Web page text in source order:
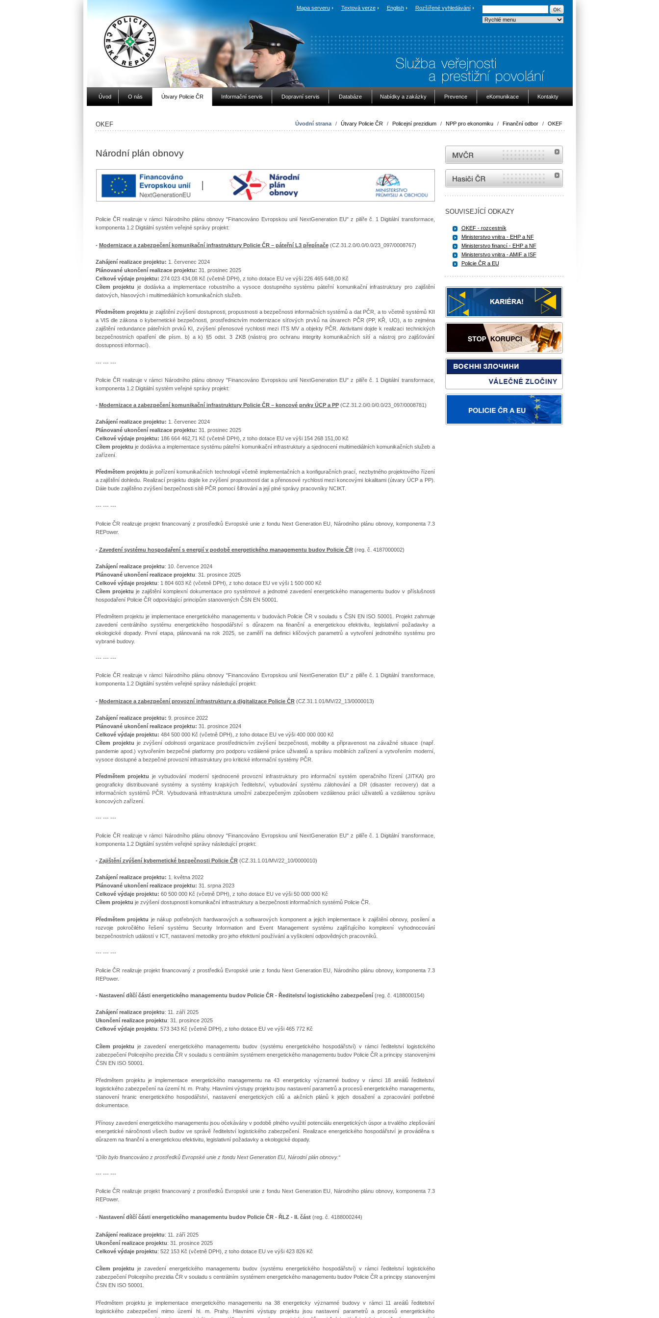
Mapa serveru Textová verze English Rozšířené vyhledávání
Úvod O nás Útvary Policie ČR Informační servis Dopravní servis Databáze Nabídky a zakázky Prevence eKomunikace Kontakty
Úvodní strana / Útvary Policie ČR / Policejní prezidium / NPP pro ekonomiku / Finanční odbor / OKEF
OKEF
Národní plán obnovy
Policie ČR realizuje v rámci Národního plánu obnovy "Financováno Evropskou unií NextGeneration EU" z pilíře č. 1 Digitální transformace,
komponenta 1.2 Digitální systém veřejné správy projekt:
- Modernizace a zabezpečení komunikační infrastruktury Policie ČR – páteřní L3 přepínače (CZ.31.2.0/0.0/0.0/23_097/0008767)
Zahájení realizace projektu: 1. červenec 2024
Plánované ukončení realizace projektu: 31. prosinec 2025
Celkové výdaje projektu: 274 023 434,08 Kč (včetně DPH), z toho dotace EU ve výši 226 465 648,00 Kč
Cílem projektu je dodávka a implementace robustního a vysoce dostupného systému páteřní komunikační infrastruktury pro zajištění
datových, hlasových i multimediálních komunikačních služeb.
Předmětem projektuje zajištění zvýšení dostupnosti, propustnosti a bezpečnosti informačních systémů a dat PČR, a to včetně systémů KII
a VIS dle zákona o kybernetické bezpečnosti, prostřednictvím modernizace síťových prvků na útvarech PČR (PP, KŘ, UO), a to zejména
zajištění redundance páteřních prvků KI, zvýšení přenosové rychlosti mezi ITS MV a objekty PČR. Aktivitami dojde k realizaci technických
bezpečnostních opatření dle písm. b) a k) §5 odst. 3 ZKB (nástroj pro ochranu integrity komunikačních sítí a nástroj pro zajišťování
dostupnosti informací).
--- --- ---
Policie ČR realizuje v rámci Národního plánu obnovy "Financováno Evropskou unií NextGeneration EU" z pilíře č. 1 Digitální transformace,
komponenta 1.2 Digitální systém veřejné správy projekt:
- Modernizace a zabezpečení komunikační infrastruktury Policie ČR – koncové prvky ÚCP a PP (CZ.31.2.0/0.0/0.0/23_097/0008781)
Zahájení realizace projektu: 1. červenec 2024
Plánované ukončení realizace projektu: 31. prosinec 2025
Celkové výdaje projektu: 186 664 462,71 Kč (včetně DPH), z toho dotace EU ve výši 154 268 151,00 Kč
Cílem projektu je dodávka a implementace systému páteřní komunikační infrastruktury a sjednocení multimediálních komunikačních služeb a
zařízení.
Předmětem projektuje pořízení komunikačních technologií včetně implementačních a konfiguračních prací, nezbytného projektového řízení
a zajištění dohledu. Realizací projektu dojde ke zvýšení propustnosti dat a přenosové rychlosti mezi koncovými lokalitami (útvary ÚCP a PP).
Dále bude zajištěno zvýšení bezpečnosti sítě PČR pomocí šifrování a její plné správy pracovníky NCIKT.
--- --- ---
Policie ČR realizuje projekt financovaný z prostředků Evropské unie z fondu Next Generation EU, Národního plánu obnovy, komponenta 7.3
REPower.
- Zavedení systému hospodaření s energií v podobě energetického managementu budov Policie ČR(reg. č. 4187000002)
Zahájení realizace projektu: 10. července 2024
Plánované ukončení realizace projektu: 31. prosince 2025
Celkové výdaje projektu: 1 804 603 Kč (včetně DPH), z toho dotace EU ve výši 1 500 000 Kč
Cílem projektu je zajištění komplexní dokumentace pro systémové a jednotné zavedení energetického managementu budov v příslušnosti
hospodaření Policie ČR odpovídající principům stanovených ČSN EN 50001.
Předmětem projektu je implementace energetického managementu v budovách Policie ČR v souladu s ČSN EN ISO 50001. Projekt zahrnuje
zavedení centrálního systému energetického hospodářství s důrazem na finanční a energetickou efektivitu, legislativní požadavky a
ekologické dopady. První etapa, plánovaná na rok 2025, se zaměří na definici klíčových parametrů a vytvoření jednotného systému pro
vybrané budovy.
--- --- ---
Policie ČR realizuje v rámci Národního plánu obnovy "Financováno Evropskou unií NextGeneration EU" z pilíře č. 1 Digitální transformace,
komponenta 1.2 Digitální systém veřejné správy následující projekt:
- Modernizace a zabezpečení provozní infrastruktury a digitalizace Policie ČR(CZ.31.1.01/MV/22_13/0000013)
Zahájení realizace projektu: 9. prosince 2022
Plánované ukončení realizace projektu: 31. prosince 2024
Celkové výdaje projektu: 484 500 000 Kč (včetně DPH), z toho dotace EU ve výši 400 000 000 Kč
Cílem projektu je zvýšení odolnosti organizace prostřednictvím zvýšení bezpečnosti, mobility a připravenost na závažné situace (např.
pandemie apod.) vytvořením bezpečné platformy pro podporu vzdálené práce uživatelů a správu mobilních zařízení a vytvořením moderní,
vysoce dostupné a bezpečné provozní infrastruktury pro kritické informační systémy PČR.
Předmětem projektu jevybudování moderní sjednocené provozní infrastruktury pro informační systém operačního řízení (JITKA) pro
geograficky distribuované systémy a systémy krajských ředitelství, vybudování systému zálohování a DR (disaster recovery) dat a
informačních systémů PČR. Vybudovaná infrastruktura umožní zabezpečeným způsobem vzdálenou práci uživatelů a vzdálenou správu
koncových zařízení.
--- --- ---
Policie ČR realizuje v rámci Národního plánu obnovy "Financováno Evropskou unií NextGeneration EU" z pilíře č. 1 Digitální transformace,
komponenta 1.2 Digitální systém veřejné správy následující projekt:
- Zajištění zvýšení kybernetické bezpečnosti Policie ČR(CZ.31.1.01/MV/22_10/0000010)
Zahájení realizace projektu: 1. května 2022
Plánované ukončení realizace projektu: 31. srpna 2023
Celkové výdaje projektu: 60 500 000 Kč (včetně DPH), z toho dotace EU ve výši 50 000 000 Kč
Cílem projektu je zvýšení dostupnosti komunikační infrastruktury a bezpečnosti informačních systémů Policie ČR.
Předmětem projektu je nákup potřebných hardwarových a softwarových komponent a jejich implementace k zajištění obnovy, posílení a
rozvoje pokročilého řešení systému Security Information and Event Management systému zajišťujícího komplexní vyhodnocování
bezpečnostních událostí v ICT, nastavení metodiky pro jeho efektivní používání a vyškolení odpovědných pracovníků.
--- --- ---
Policie ČR realizuje projekt financovaný z prostředků Evropské unie z fondu Next Generation EU, Národního plánu obnovy, komponenta 7.3
REPower.
- Nastavení dílčí části energetického managementu budov Policie ČR - Ředitelství logistického zabezpečení(reg. č. 4188000154)
Zahájení realizace projektu: 11. září 2025
Ukončení realizace projektu: 31. prosince 2025
Celkové výdaje projektu: 573 343 Kč (včetně DPH), z toho dotace EU ve výši 465 772 Kč
Cílem projektu je zavedení energetického managementu budov (systému energetického hospodářství) v rámci ředitelství logistického
zabezpečení Policejního prezidia ČR v souladu s centrálním systémem energetického managementu budov Policie ČR a principy stanovenými
ČSN EN ISO 50001.
Předmětem projektu je implementace energetického managementu na 43 energeticky významné budovy v rámci 18 areálů ředitelství
logistického zabezpečení na území hl. m. Prahy. Hlavními výstupy projektu jsou nastavení parametrů a procesů energetického managementu,
stanovení hranic energetického hospodářství, nastavení energetických cílů a akčních plánů k jejich dosažení a zpracování potřebné
dokumentace.
Přínosy zavedení energetického managementu jsou očekávány v podobě plného využití potenciálu energetických úspor a trvalého zlepšování
energetické náročnosti všech budov ve správě ředitelství logistického zabezpečení. Realizace energetického hospodářství je prováděna s
důrazem na finanční a energetickou efektivitu, legislativní požadavky a ekologické dopady.
“Dílo bylo financováno z prostředků Evropské unie z fondu Next Generation EU, Národní plán obnovy.“
--- --- ---
Policie ČR realizuje projekt financovaný z prostředků Evropské unie z fondu Next Generation EU, Národního plánu obnovy, komponenta 7.3
REPower.
- Nastavení dílčí části energetického managementu budov Policie ČR - ŘLZ - II. část (reg. č. 4188000244)
Zahájení realizace projektu: 11. září 2025
Ukončení realizace projektu: 31. prosince 2025
Celkové výdaje projektu: 522 153 Kč (včetně DPH), z toho dotace EU ve výši 423 826 Kč
Cílem projektu je zavedení energetického managementu budov (systému energetického hospodářství) v rámci ředitelství logistického
zabezpečení Policejního prezidia ČR v souladu s centrálním systémem energetického managementu budov Policie ČR a principy stanovenými
ČSN EN ISO 50001.
Předmětem projektu je implementace energetického managementu na 38 energeticky významné budovy v rámci 11 areálů ředitelství
logistického zabezpečení mimo území hl. m. Prahy. Hlavními výstupy projektu jsou nastavení parametrů a procesů energetického
MVČR
internetové stránky Hasiči ČR
SOUVISEJÍCÍ ODKAZY
OKEF - rozcestník
Ministerstvo vnitra - EHP a NF
Ministerstvo financí - EHP a NF
Ministerstvo vnitra - AMIF a ISF
Policie ČR a EU